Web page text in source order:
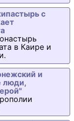
с
в Каире и
и
люди,